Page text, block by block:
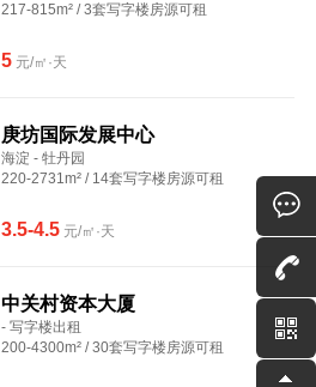
217-815m² / 3套写字楼房源可租
5元/㎡·天
庚坊国际发展中心
海淀 - 牡丹园
220-2731m² / 14套写字楼房源可租
3.5-4.5元/㎡·天
中关村资本大厦
- 写字楼出租
200-4300m² / 30套写字楼房源可租